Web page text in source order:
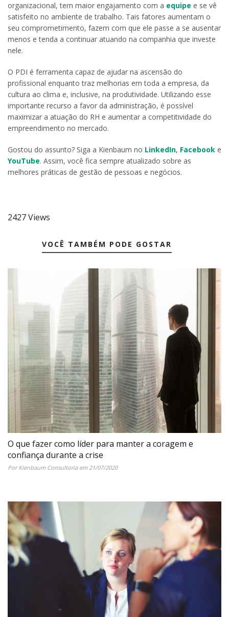
organizacional, tem maior engajamento com a equipe e se vê
satisfeito no ambiente de trabalho. Tais fatores aumentam o
seu comprometimento, fazem com que ele passe a se ausentar
menos e tenda a continuar atuando na companhia que investe
nele.
O PDI é ferramenta capaz de ajudar na ascensão do
profissional enquanto traz melhorias em toda a empresa, da
cultura ao clima e, inclusive, na produtividade. Utilizando esse
importante recurso a favor da administração, é possível
maximizar a atuação do RH e aumentar a competitividade do
empreendimento no mercado.
Gostou do assunto? Siga a Kienbaum no LinkedIn, Facebook e
YouTube. Assim, você fica sempre atualizado sobre as
melhores práticas de gestão de pessoas e negócios.
2427 Views
VOCÊ TAMBÉM PODE GOSTAR
O que fazer como líder para manter a coragem e
confiança durante a crise
Por Kienbaum Consultoria em 21/07/2020